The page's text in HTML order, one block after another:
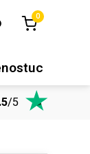
0
1100m2
/5